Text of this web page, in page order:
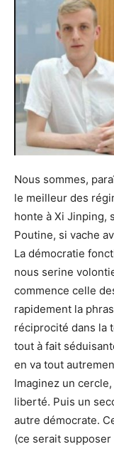
Nous sommes,
le meilleur des
honte à Xi Jinping,
Poutine, si vache
La démocratie
nous serine
commence celle
rapidement la
réciprocité dans la
tout à fait
en va tout
Imaginez un
liberté. Puis un
autre démocrate.
(ce serait